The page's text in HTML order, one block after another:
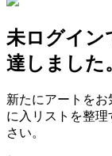
未ログイン
達しました
新たにアートを
に入リストを整
さい。